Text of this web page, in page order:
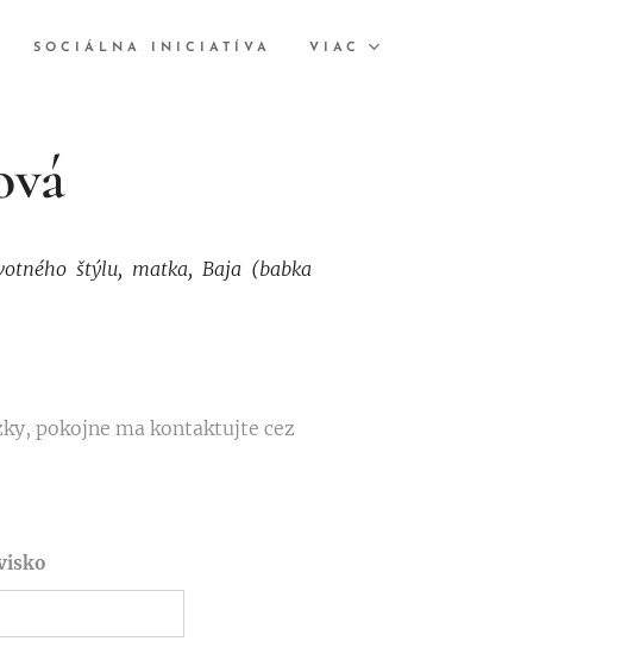
SOCIÁLNA INICIATÍVA VIAC
štýlu, matka, Baja (babka
pokojne ma kontaktujte cez